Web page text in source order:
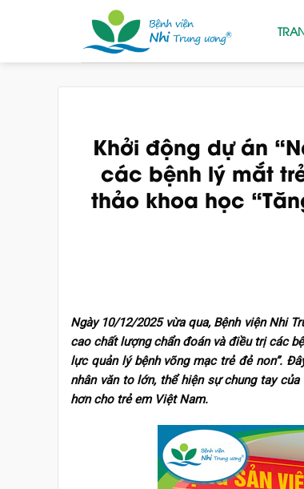
Khởi động dự án
các bệnh lý mắt
thảo khoa học
Ngày 10/12/2025 vừa qua, Bệnh viện Nhi
cao chất lượng chẩn đoán và điều trị các
lực quản lý bệnh võng mạc trẻ đẻ non”.
nhân văn to lớn, thể hiện sự chung tay
hơn cho trẻ em Việt Nam.